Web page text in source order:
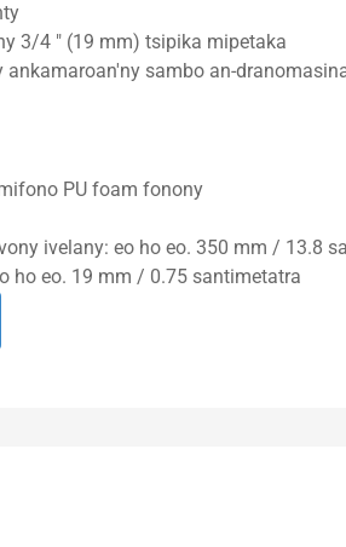
3/4 ″ (19 mm) tsipika mipetaka
sambo an-
PU foam fonony
ivelany: eo ho eo. 350 mm / 13.8
ho eo. 19 mm / 0.75 santimetatra